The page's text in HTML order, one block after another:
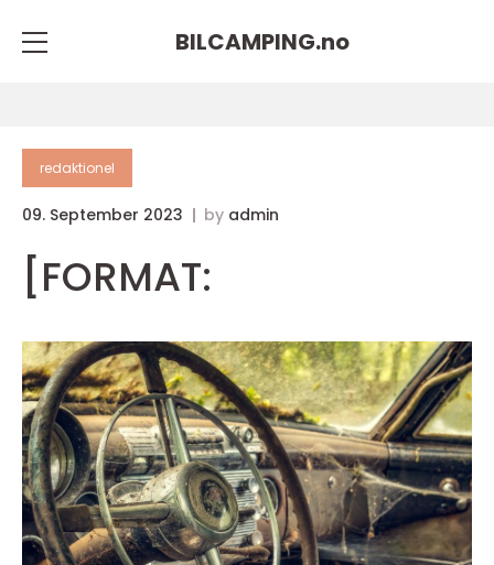
BILCAMPING.no
redaktionel
09. September 2023 by admin
[FORMAT: